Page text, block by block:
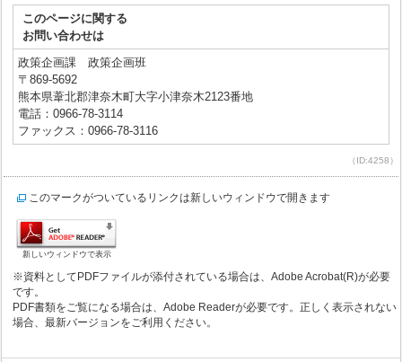
このページに関する
お問い合わせは
政策企画課 政策企画班
〒869-5692
熊本県葦北郡津奈木町大字小津奈木2123番地
電話：0966-78-3114
ファックス：0966-78-3116
（ID:4258）
このマークがついているリンクは新しいウィンドウで開きます
新しいウィンドウで表示
※資料としてPDFファイルが添付されている場合は、Adobe Acrobat(R)が必要
です。
PDF書類をご覧になる場合は、Adobe Readerが必要です。正しく表示されない
場合、最新バージョンをご利用ください。